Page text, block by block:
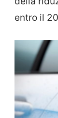
entro il